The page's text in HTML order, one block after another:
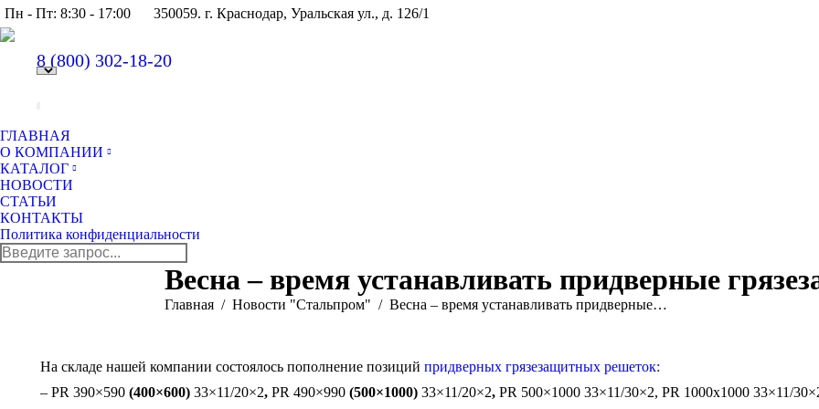
Пн - Пт: 8:30 - 17:00 350059. г. Краснодар, Уральская ул., д. 126/1
8 (800) 302-18-20
ГЛАВНАЯ
О КОМПАНИИ
КАТАЛОГ
НОВОСТИ
СТАТЬИ
КОНТАКТЫ
Политика конфиденциальности
Поиск:
Весна – время устанавливать придверные
Вы здесь:
Главная Новости "Стальпром" Весна – время устанавливать придверные…
На складе нашей компании состоялось пополнение позиций придверных грязезащитных решеток:
– PR 390×590 (400×600) 33×11/20×2, PR 490×990 (500×1000) 33×11/20×2, PR 500×1000 33×11/30×2, PR 1000х1000 33×11/